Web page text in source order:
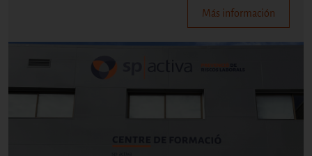
Más información